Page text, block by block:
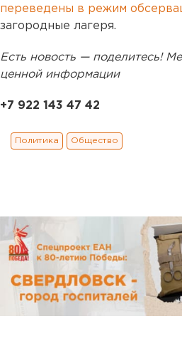
переведены в режим
загородные лагеря.
Есть новость — поделитесь!
ценной информации
+7 922 143 47 42
Политика Общество